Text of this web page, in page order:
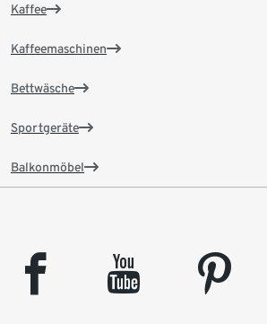
Kaffee
Kaffeemaschinen
Bettwäsche
Sportgeräte
Balkonmöbel
facebook youtube pinterest